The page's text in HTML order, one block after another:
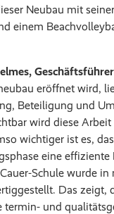
Neubau mit
einem
eröffnet wird,
Beteiligung und
wird diese
wichtiger ist es,
eine effiziente
Schule wurde in
Das zeigt,
termin- und